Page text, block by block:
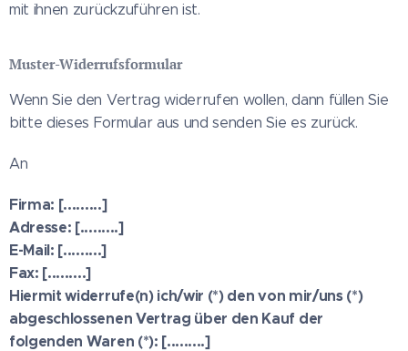
mit ihnen zurückzuführen ist.
Muster-Widerrufsformular
Wenn Sie den Vertrag widerrufen wollen, dann füllen Sie
bitte dieses Formular aus und senden Sie es zurück.
An
Firma: [.........]
Adresse: [.........]
E-Mail: [.........]
Fax: [.........]
Hiermit widerrufe(n) ich/wir (*) den von mir/uns (*)
abgeschlossenen Vertrag über den Kauf der
folgenden Waren (*): [.........]